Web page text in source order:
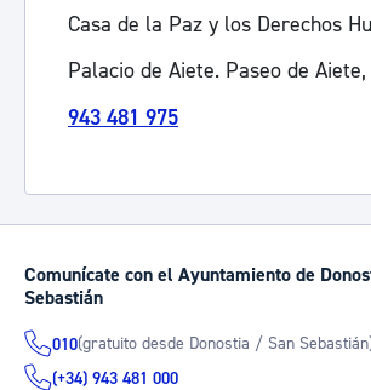
Casa de la Paz y los Derechos
Palacio de Aiete. Paseo de
943 481 975
Comunícate con el Ayuntamiento de
Sebastián
010(gratuito desde Donostia / San
(+34) 943 481 000